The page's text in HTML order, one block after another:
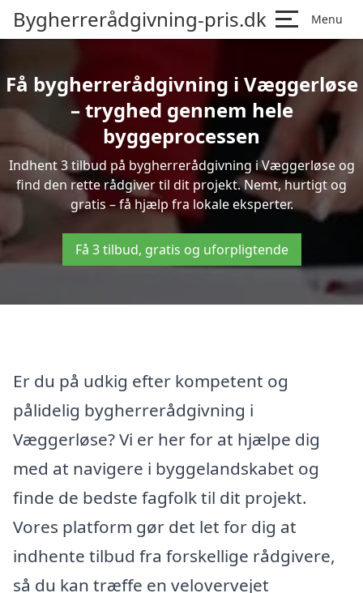
Bygherrerådgivning-pris.dk Menu
Få bygherrerådgivning i Væggerløse
– tryghed gennem hele
byggeprocessen
Indhent 3 tilbud på bygherrerådgivning i Væggerløse og
find den rette rådgiver til dit projekt. Nemt, hurtigt og
gratis – få hjælp fra lokale eksperter.
Få 3 tilbud, gratis og uforpligtende
Er du på udkig efter kompetent og
pålidelig bygherrerådgivning i
Væggerløse? Vi er her for at hjælpe dig
med at navigere i byggelandskabet og
finde de bedste fagfolk til dit projekt.
Vores platform gør det let for dig at
indhente tilbud fra forskellige rådgivere,
så du kan træffe en velovervejet